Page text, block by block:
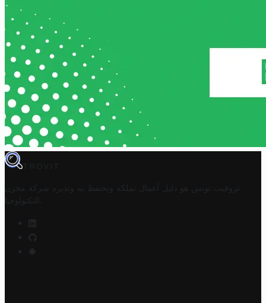
TROVIT
تروفيت تونس هو دليل أعمال تملكه وتحتفظ به وتديره
شركة مخزن
التكنولوجيا